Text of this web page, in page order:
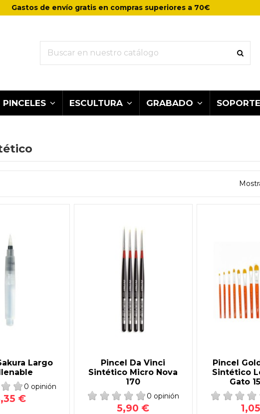
Gastos de envío gratis en compras superiores a 70€
PINCELES ESCULTURA GRABADO
Largo
0 opinión
€
Pincel Da Vinci
Sintético Micro Nova
170
0 opinión
5,90 €
Pincel
Sintético
Gato